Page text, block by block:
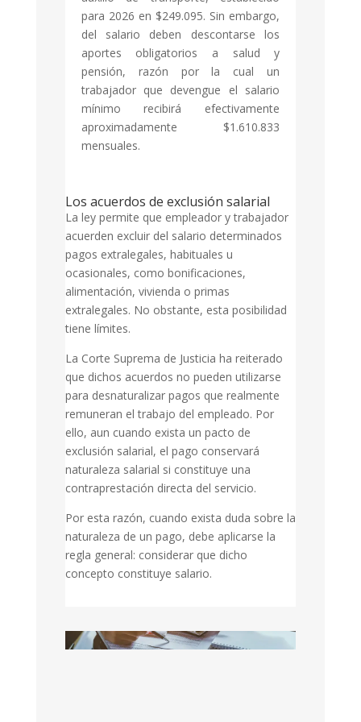
para 2026 en $249.095. Sin embargo,
del salario deben descontarse los
aportes obligatorios a salud y
pensión, razón por la cual un
trabajador que devengue el salario
mínimo recibirá efectivamente
aproximadamente $1.610.833
mensuales.
Los acuerdos de exclusión salarial
La ley permite que empleador y trabajador
acuerden excluir del salario determinados
pagos extralegales, habituales u
ocasionales, como bonificaciones,
alimentación, vivienda o primas
extralegales. No obstante, esta posibilidad
tiene límites.
La Corte Suprema de Justicia ha reiterado
que dichos acuerdos no pueden utilizarse
para desnaturalizar pagos que realmente
remuneran el trabajo del empleado. Por
ello, aun cuando exista un pacto de
exclusión salarial, el pago conservará
naturaleza salarial si constituye una
contraprestación directa del servicio.
Por esta razón, cuando exista duda sobre la
naturaleza de un pago, debe aplicarse la
regla general: considerar que dicho
concepto constituye salario.